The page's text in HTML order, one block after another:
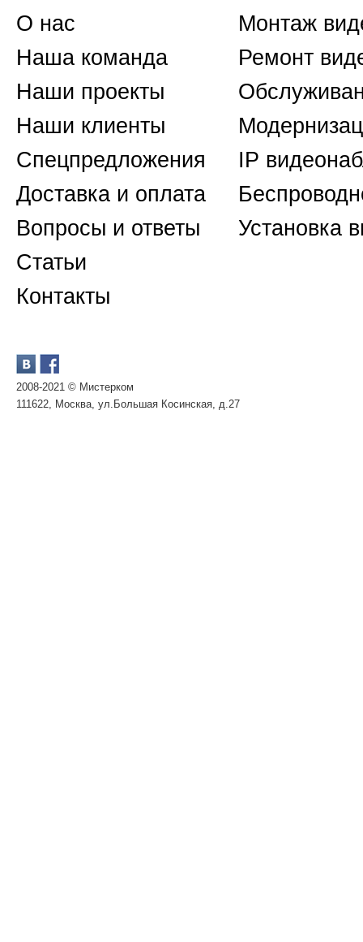
О нас
Наша команда
Наши проекты
Наши клиенты
Спецпредложения
Доставка и оплата
Вопросы и ответы
Статьи
Контакты
2008-2021 © Мистерком
111622, Москва, ул.Большая Косинская, д.27
Монтаж
Ремонт
IP
Установка